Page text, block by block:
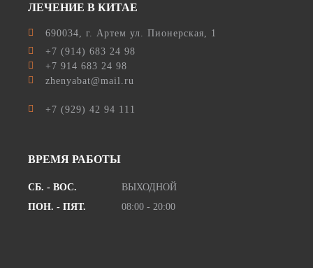
ЛЕЧЕНИЕ В КИТАЕ
690034 , г. Артем ул. Пионерская, 1
+7 (914) 683 24 98
+7 914 683 24 98
zhenyabat@mail.ru
+7 (929) 42 94 111
ВРЕМЯ РАБОТЫ
СБ. - ВОС.
ВЫХОДНОЙ
ПОН. - ПЯТ.
08:00 - 20:00